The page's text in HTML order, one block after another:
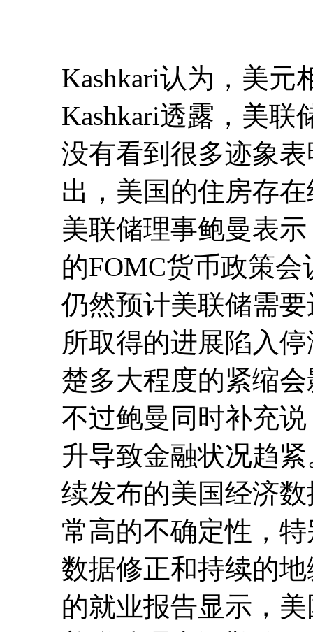
Kashkari认为，美元
Kashkari透露，美联
没有看到很多迹象
出，美国的住房存
美联储理事鲍曼表
的FOMC货币政策
仍然预计美联储需
所取得的进展陷入
楚多大程度的紧缩
不过鲍曼同时补充
升导致金融状况趋
续发布的美国经济
常高的不确定性，
数据修正和持续的
的就业报告显示，